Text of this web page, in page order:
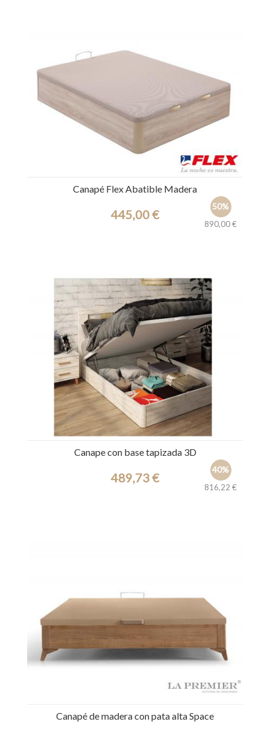
Canapé Flex Abatible Madera
50%
890,00 €
445,00 €
Canape con base tapizada 3D
40%
816,22 €
489,73 €
Canapé de madera con pata alta Space